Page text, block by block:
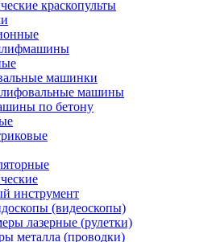
краскопульты
машинки
машины
по бетону
инструмент
(видеоскопы)
лазерные (рулетки)
металла (проводки)